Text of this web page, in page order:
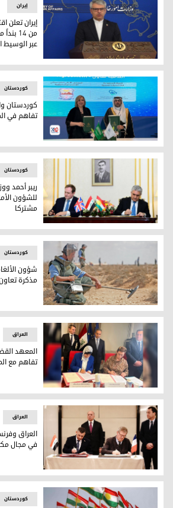
إيران تعلن اقتراب نهائية مذكرة تفاهم من 14 بنداً مع واشنطن لإنهاء التوترات عبر الوسيط
إيران
إيران تعلن
من 14
عبر الوسيط
كوردستان والسعودية توقعان مذكرة
کوردستان
كوردستان
تفاهم في
ريبر أحمد ووزير الدولة البريطاني
کوردستان
ريبر أحمد
للشؤون
مشتركا
شؤون الألغام في كوردستان توقع
کوردستان
شؤون
مذكرة
المعهد القضائي العراقي يوقع مذكرة
العراق
المعهد
تفاهم مع
العراق وفرنسا يوقعان مذكرة تفاهم
العراق
العراق
في مجال
کوردستان